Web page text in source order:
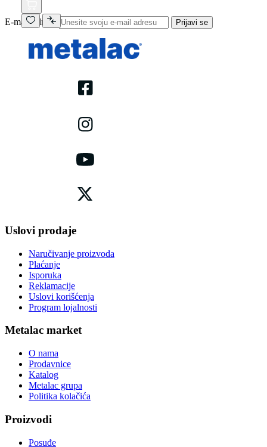
E-mail adresa Prijavi se
Uslovi prodaje
Naručivanje proizvoda
Plaćanje
Isporuka
Reklamacije
Uslovi korišćenja
Program lojalnosti
Metalac market
O nama
Prodavnice
Katalog
Metalac grupa
Politika kolačića
Proizvodi
Posuđe